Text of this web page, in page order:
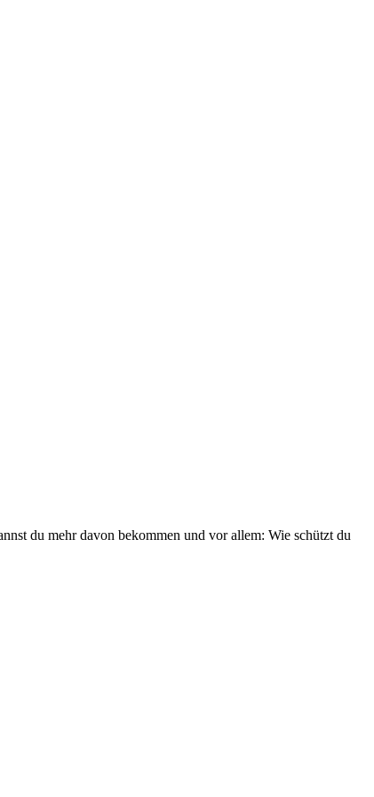
du mehr davon bekommen und vor allem: Wie schützt du